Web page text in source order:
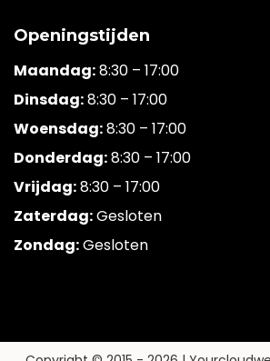
Openingstijden
Maandag:8:30 – 17:00
Dinsdag:8:30 – 17:00
Woensdag:8:30 – 17:00
Donderdag:8:30 – 17:00
Vrijdag:8:30 – 17:00
Zaterdag:Gesloten
Zondag:Gesloten